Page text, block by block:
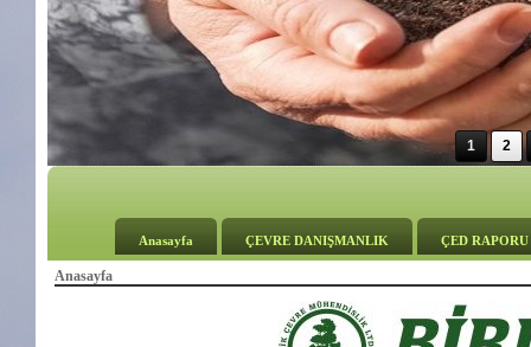
1 2
Anasayfa ÇEVRE DANIŞMANLIK ÇED RAPORU
Anasayfa